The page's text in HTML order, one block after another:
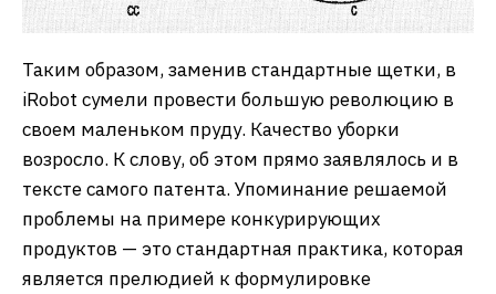
Таким образом, заменив стандартные щетки, в
iRobot сумели провести большую революцию в
своем маленьком пруду. Качество уборки
возросло. К слову, об этом прямо заявлялось и в
тексте самого патента. Упоминание решаемой
проблемы на примере конкурирующих
продуктов — это стандартная практика, которая
является прелюдией к формулировке